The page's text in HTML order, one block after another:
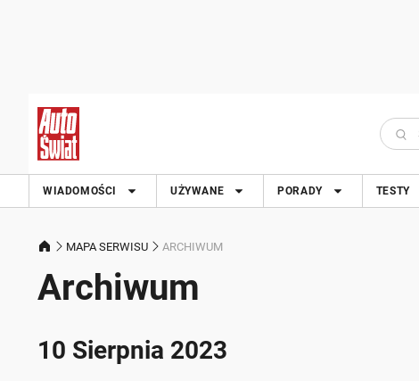
WIADOMOŚCI UŻYWANE PORADY TESTY
MAPA SERWISU ARCHIWUM
Archiwum
10 Sierpnia 2023